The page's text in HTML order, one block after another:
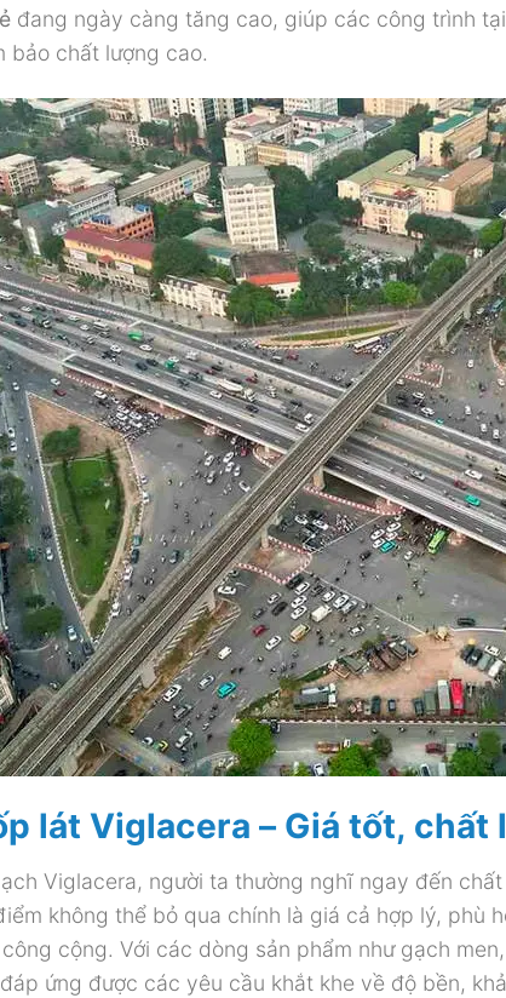
đang ngày càng tăng cao, giúp các công trình
bảo chất lượng cao.
lát Viglacera – Giá tốt, chất
Viglacera, người ta thường nghĩ ngay đến
không thể bỏ qua chính là giá cả hợp lý, phù
cộng. Với các dòng sản phẩm như gạch
ứng được các yêu cầu khắt khe về độ bền,